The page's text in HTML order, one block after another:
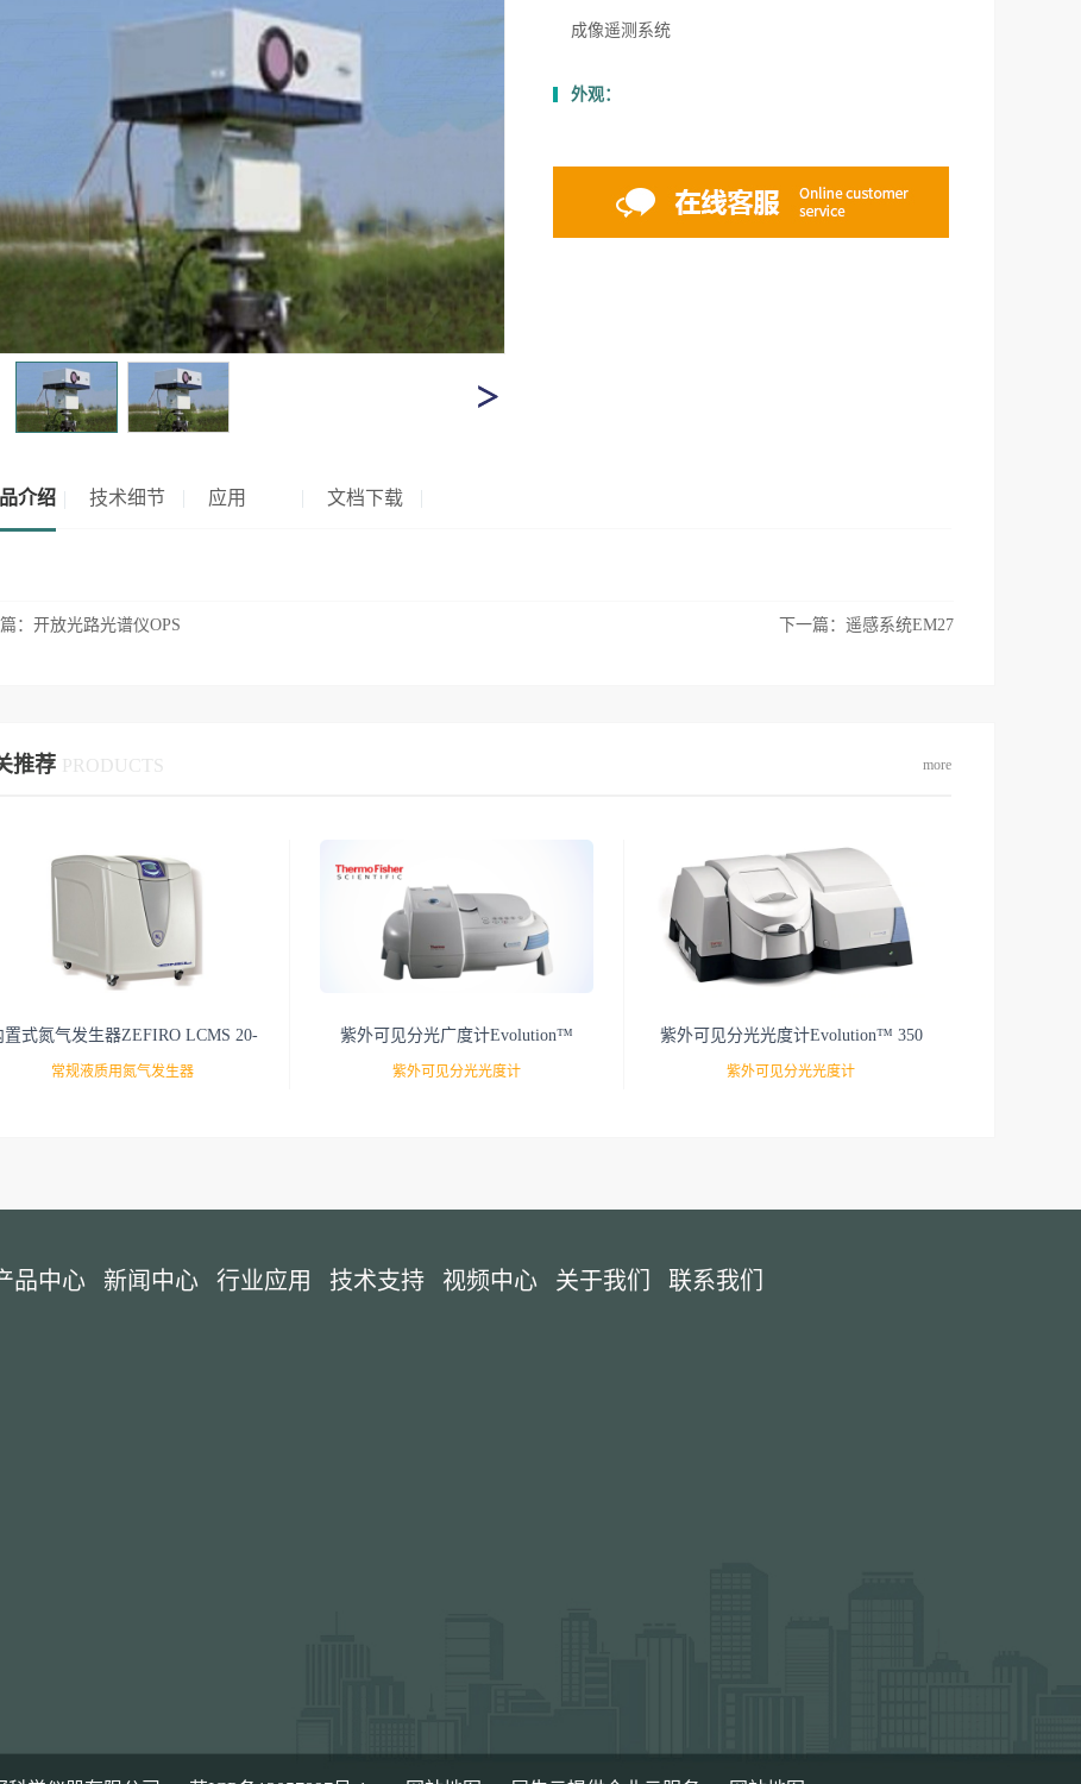
成像遥测系统
外观：
介绍 技术细节 应用 文档下载
： 开放光路光谱仪OPS 下一篇： 遥感系统EM27
推荐 PRODUCTS more
置式氮气发生器ZEFIRO LCMS 20-
25-30-35
常规液质用氮气发生器
紫外可见分光广度计Evolution™
201/220
紫外可见分光光度计
紫外可见分光光度计Evolution™ 350
紫外可见分光光度计
品中心 新闻中心 行业应用 技术支持 视频中心 关于我们 联系我们